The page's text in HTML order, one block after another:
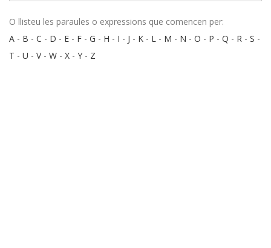
O llisteu les paraules o expressions que comencen per:
A - B - C - D - E - F - G - H - I - J - K - L - M - N - O - P - Q - R - S -
T - U - V- W - X - Y - Z